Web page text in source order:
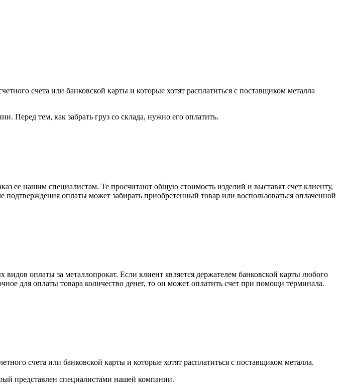
счета или банковской карты и которые хотят расплатиться с поставщиком металла
Перед тем, как забрать груз со склада, нужно его оплатить.
ее нашим специалистам. Те просчитают общую стоимость изделий и выставят счет клиенту,
оплаты может забирать приобретенный товар или воспользоваться оплаченной
оплаты за металлопрокат. Если клиент является держателем банковской карты любого
для оплаты товара количество денег, то он может оплатить счет при помощи терминала.
счета или банковской карты и которые хотят расплатиться с поставщиком металла.
представлен специалистами нашей компании.